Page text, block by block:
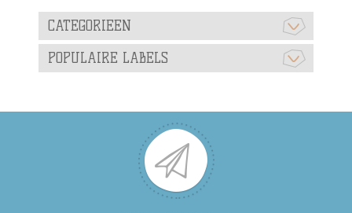
CATEGORIEEN
POPULAIRE LABELS